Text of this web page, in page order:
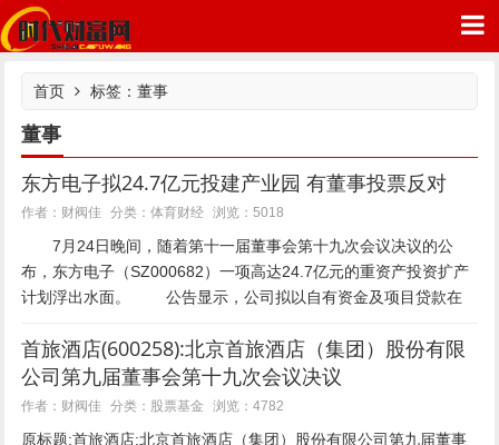
时代财富网
首页 标签：董事
董事
东方电子拟24.7亿元投建产业园 有董事投票反对
作者：财阀佳 分类：体育财经 浏览：5018
7月24日晚间，随着第十一届董事会第十九次会议决议的公
布，东方电子（SZ000682）一项高达24.7亿元的重资产投资扩产
计划浮出水面。 公告显示，公司拟以自有资金及项目贷款在
首旅酒店(600258):北京首旅酒店（集团）股份有限
公司第九届董事会第十九次会议决议
作者：财阀佳 分类： 股票基金 浏览：4782
原标题:首旅酒店:北京首旅酒店（集团）股份有限公司第九届董事